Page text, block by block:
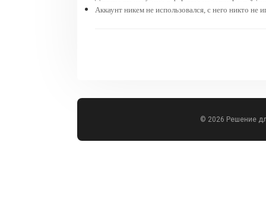
Аккаунт никем не использовался, с него никто не
© 2026 Решение